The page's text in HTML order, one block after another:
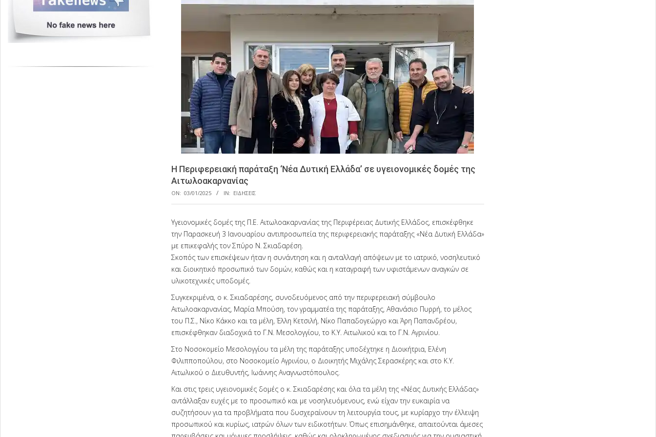
Η Περιφερειακή παράταξη ‘Νέα Δυτική Ελλάδα’ σε υγειονομικές δομές της
Αιτωλοακαρνανίας
ON: 03/01/2025 IN: ΕΙΔΗΣΕΙΣ
Υγειονομικές δομές της Π.Ε. Αιτωλοακαρνανίας της Περιφέρειας Δυτικής Ελλάδος, επισκέφθηκε
την Παρασκευή 3 Ιανουαρίου αντιπροσωπεία της περιφερειακής παράταξης «Νέα Δυτική Ελλάδα»
με επικεφαλής τον Σπύρο Ν. Σκιαδαρέση.
Σκοπός των επισκέψεων ήταν η συνάντηση και η ανταλλαγή απόψεων με το ιατρικό, νοσηλευτικό
και διοικητικό προσωπικό των δομών, καθώς και η καταγραφή των υφιστάμενων αναγκών σε
υλικοτεχνικές υποδομές.
Συγκεκριμένα, ο κ. Σκιαδαρέσης, συνοδευόμενος από την περιφερειακή σύμβουλο
Αιτωλοακαρνανίας, Μαρία Μπούση, τον γραμματέα της παράταξης, Αθανάσιο Πυρρή, το μέλος
του Π.Σ., Νίκο Κάκκο και τα μέλη, Έλλη Κετσιλή, Νίκο Παπαδογεώργο και Άρη Παπανδρέου,
επισκέφθηκαν διαδοχικά το Γ.Ν. Μεσολογγίου, το Κ.Υ. Αιτωλικού και το Γ.Ν. Αγρινίου.
Στο Νοσοκομείο Μεσολογγίου τα μέλη της παράταξης υποδέχτηκε η Διοικήτρια, Ελένη
Φιλιπποπούλου, στο Νοσοκομείο Αγρινίου, ο Διοικητής Μιχάλης Σερασκέρης και στο Κ.Υ.
Αιτωλικού ο Διευθυντής, Ιωάννης Αναγνωστόπουλος.
Και στις τρεις υγειονομικές δομές ο κ. Σκιαδαρέσης και όλα τα μέλη της «Νέας Δυτικής Ελλάδας»
αντάλλαξαν ευχές με το προσωπικό και με νοσηλευόμενους, ενώ είχαν την ευκαιρία να
συζητήσουν για τα προβλήματα που δυσχεραίνουν τη λειτουργία τους, με κυρίαρχο την έλλειψη
προσωπικού και κυρίως, ιατρών όλων των ειδικοτήτων. Όπως επισημάνθηκε, απαιτούνται άμεσες